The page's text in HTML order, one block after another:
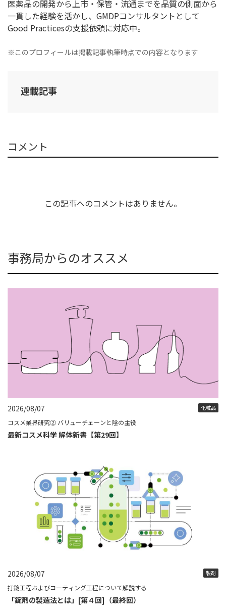
医薬品の開発から上市・保管・流通までを品質の側面から
一貫した経験を活かし、GMDPコンサルタントとして
Good Practicesの支援依頼に対応中。
※このプロフィールは掲載記事執筆時点での内容となります
連載記事
コメント
この記事へのコメントはありません。
事務局からのオススメ
2026/08/07 化粧品
コスメ業界研究② バリューチェーンと陰の主役
最新コスメ科学 解体新書【第29回】
2026/08/07 製剤
打錠工程およびコーティング工程について解説する
「錠剤の製造法とは」[第４回]（最終回）